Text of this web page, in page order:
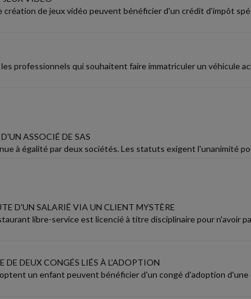
création de jeux vidéo peuvent bénéficier d'un crédit d'impôt
professionnels qui souhaitent faire immatriculer un véhicule
ASSOCIÉ DE SAS
à égalité par deux sociétés. Les statuts exigent l'unanimité
D'UN SALARIÉ VIA UN CLIENT MYSTÈRE
libre-service est licencié à titre disciplinaire pour n'avoir
DE DEUX CONGÉS LIÉS À L'ADOPTION
un enfant peuvent bénéficier d'un congé d'adoption